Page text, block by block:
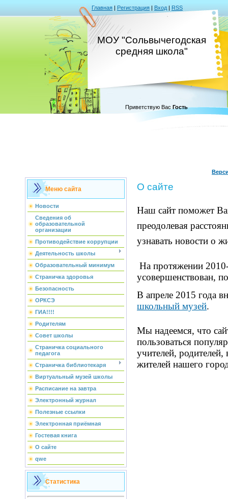
Главная | Регистрация | Вход | RSS
МОУ "Сольвычегодская
средняя школа"
Приветствую Вас Гость
Меню сайта
Новости
Сведения об
образовательной
организации
Противодействие коррупции
Деятельность школы
Образовательный минимум
Страничка здоровья
Безопасность
ОРКСЭ
ГИА!!!!
Родителям
Совет школы
Страничка социального
педагога
Страничка библиотекаря
Виртуальный музей школы
Расписание на завтра
Электронный журнал
Полезные ссылки
Электронная приёмная
Гостевая книга
О сайте
qwe
Статистика
О сайте
Наш сайт поможет
преодолевая
узнавать новости о
На протяжении
усовершенствован,
В апреле 2015 года
школьный музей.
Мы надеемся, что
пользоваться
учителей,
жителей нашего